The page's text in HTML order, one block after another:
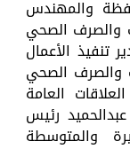
والمهندس
والصرف الصحي
تنفيذ الأعمال
والصرف الصحي
العامة
رئيس
والمتوسطة